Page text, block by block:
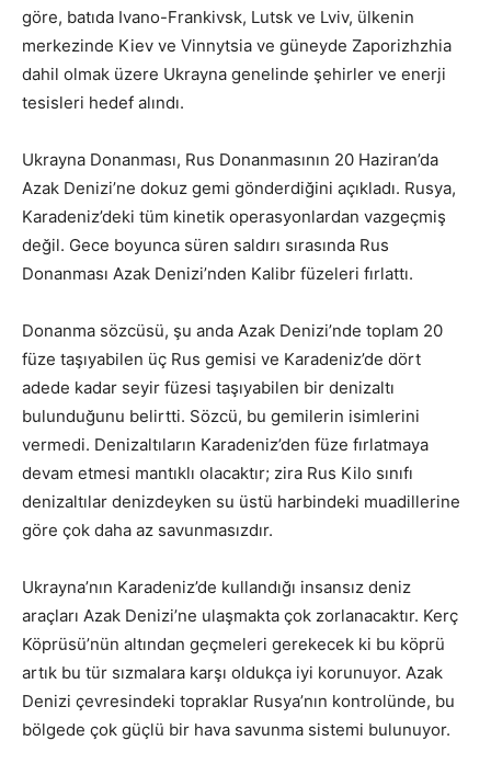
göre, batıda Ivano-Frankivsk, Lutsk ve Lviv, ülkenin
merkezinde Kiev ve Vinnytsia ve güneyde Zaporizhzhia
dahil olmak üzere Ukrayna genelinde şehirler ve enerji
tesisleri hedef alındı.
Ukrayna Donanması, Rus Donanmasının 20 Haziran’da
Azak Denizi’ne dokuz gemi gönderdiğini açıkladı. Rusya,
Karadeniz’deki tüm kinetik operasyonlardan vazgeçmiş
değil. Gece boyunca süren saldırı sırasında Rus
Donanması Azak Denizi’nden Kalibr füzeleri fırlattı.
Donanma sözcüsü, şu anda Azak Denizi’nde toplam 20
füze taşıyabilen üç Rus gemisi ve Karadeniz’de dört
adede kadar seyir füzesi taşıyabilen bir denizaltı
bulunduğunu belirtti. Sözcü, bu gemilerin isimlerini
vermedi. Denizaltıların Karadeniz’den füze fırlatmaya
devam etmesi mantıklı olacaktır; zira Rus Kilo sınıfı
denizaltılar denizdeyken su üstü harbindeki muadillerine
göre çok daha az savunmasızdır.
Ukrayna’nın Karadeniz’de kullandığı insansız deniz
araçları Azak Denizi’ne ulaşmakta çok zorlanacaktır. Kerç
Köprüsü’nün altından geçmeleri gerekecek ki bu köprü
artık bu tür sızmalara karşı oldukça iyi korunuyor. Azak
Denizi çevresindeki topraklar Rusya’nın kontrolünde, bu
bölgede çok güçlü bir hava savunma sistemi bulunuyor.